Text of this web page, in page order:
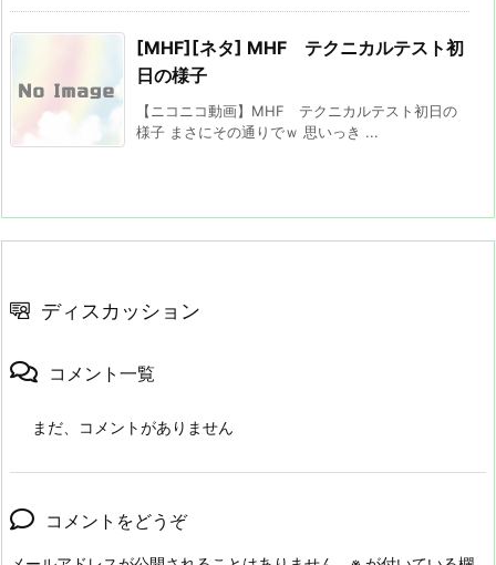
[MHF][ネタ] MHF テクニカルテスト初
日の様子
【ニコニコ動画】MHF テクニカルテスト初日の
様子 まさにその通りでｗ 思いっき ...
ディスカッション
コメント一覧
まだ、コメントがありません
コメントをどうぞ